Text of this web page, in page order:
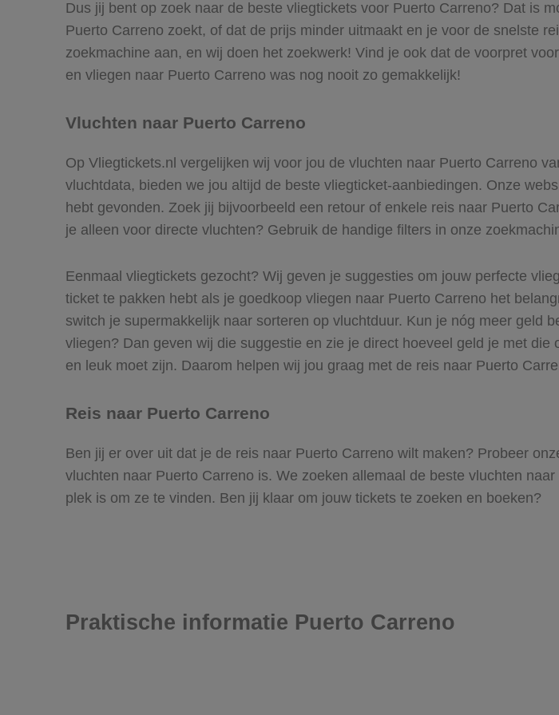
Dus jij bent op zoek naar de beste vliegtickets voor Puerto Carreno? Dat is
Puerto Carreno zoekt, of dat de prijs minder uitmaakt en je voor de snelste
zoekmachine aan, en wij doen het zoekwerk! Vind je ook dat de voorpret
en vliegen naar Puerto Carreno was nog nooit zo gemakkelijk!
Vluchten naar Puerto Carreno
Op Vliegtickets.nl vergelijken wij voor jou de vluchten naar Puerto Carreno
vluchtdata, bieden we jou altijd de beste vliegticket-aanbiedingen. Onze
hebt gevonden. Zoek jij bijvoorbeeld een retour of enkele reis naar Puerto
je alleen voor directe vluchten? Gebruik de handige filters in onze
Eenmaal vliegtickets gezocht? Wij geven je suggesties om jouw perfecte
ticket te pakken hebt als je goedkoop vliegen naar Puerto Carreno het
switch je supermakkelijk naar sorteren op vluchtduur. Kun je nóg meer geld
vliegen? Dan geven wij die suggestie en zie je direct hoeveel geld je met
en leuk moet zijn. Daarom helpen wij jou graag met de reis naar Puerto
Reis naar Puerto Carreno
Ben jij er over uit dat je de reis naar Puerto Carreno wilt maken? Probeer
vluchten naar Puerto Carreno is. We zoeken allemaal de beste vluchten
plek is om ze te vinden. Ben jij klaar om jouw tickets te zoeken en boeken?
Praktische informatie Puerto Carreno